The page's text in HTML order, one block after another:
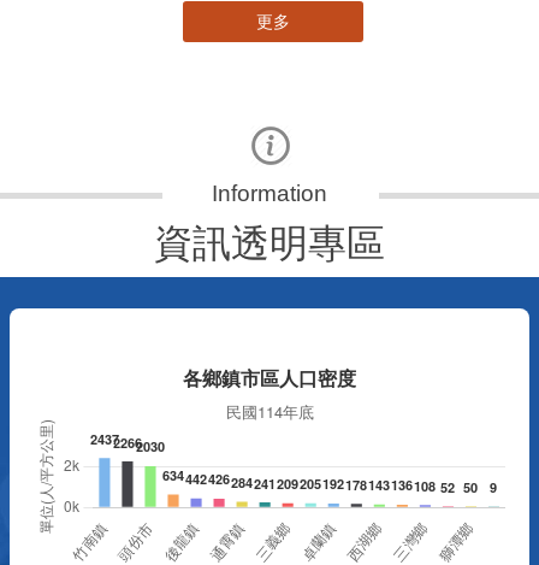
更多
資訊透明專區